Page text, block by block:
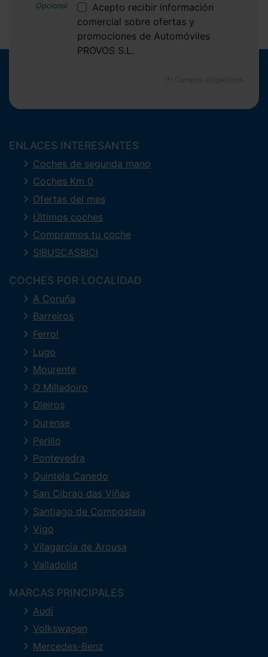
Acepto recibir información
comercial sobre ofertas y
promociones de Automóviles
PROVOS S.L.
ENLACES INTERESANTES
Coches de segunda mano
Coches Km 0
Ofertas del mes
Últimos coches
Compramos tu coche
SIBUSCASBICI
COCHES POR LOCALIDAD
A Coruña
Barreiros
Ferrol
Lugo
Mourente
O Milladoiro
Oleiros
Ourense
Perillo
Pontevedra
Quintela Canedo
San Cibrao das Viñas
Santiago de Compostela
Vigo
Vilagarcía de Arousa
Valladolid
MARCAS PRINCIPALES
Audi
Volkswagen
Mercedes-Benz